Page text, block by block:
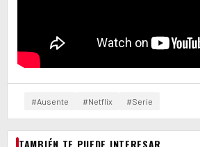
#Ausente #Netflix #Serie